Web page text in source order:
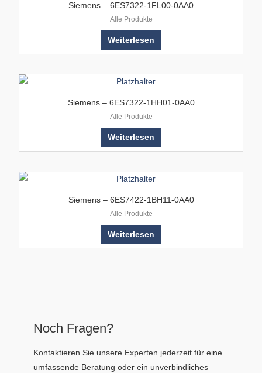
Siemens – 6ES7322-1FL00-0AA0
Alle Produkte
Weiterlesen
Siemens – 6ES7322-1HH01-0AA0
Alle Produkte
Weiterlesen
Siemens – 6ES7422-1BH11-0AA0
Alle Produkte
Weiterlesen
Noch Fragen?
Kontaktieren Sie unsere Experten jederzeit für eine
umfassende Beratung oder ein unverbindliches